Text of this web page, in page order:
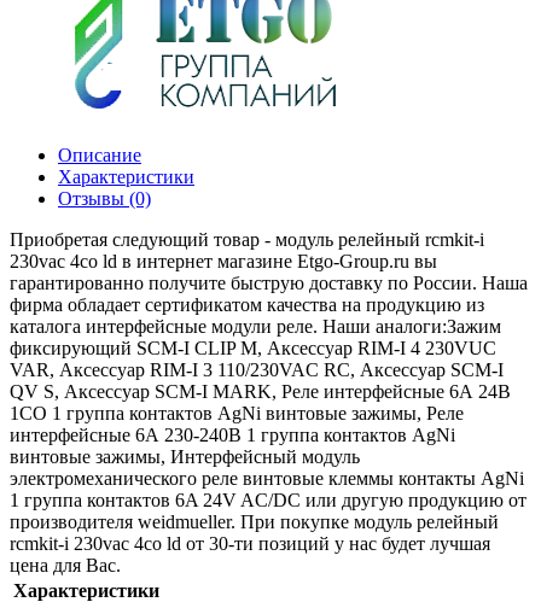
Описание
Характеристики
Отзывы (0)
Приобретая следующий товар - модуль релейный rcmkit-i
230vac 4co ld в интернет магазине Etgo-Group.ru вы
гарантированно получите быструю доставку по России. Наша
фирма обладает сертификатом качества на продукцию из
каталога интерфейсные модули реле. Наши аналоги:Зажим
фиксирующий SCM-I CLIP M, Аксессуар RIM-I 4 230VUC
VAR, Аксессуар RIM-I 3 110/230VAC RC, Аксессуар SCM-I
QV S, Аксессуар SCM-I MARK, Реле интерфейсные 6А 24В
1СО 1 группа контактов AgNi винтовые зажимы, Реле
интерфейсные 6А 230-240В 1 группа контактов AgNi
винтовые зажимы, Интерфейсный модуль
электромеханического реле винтовые клеммы контакты AgNi
1 группа контактов 6A 24V AC/DC или другую продукцию от
производителя weidmueller. При покупке модуль релейный
rcmkit-i 230vac 4co ld от 30-ти позиций у нас будет лучшая
цена для Вас.
Характеристики